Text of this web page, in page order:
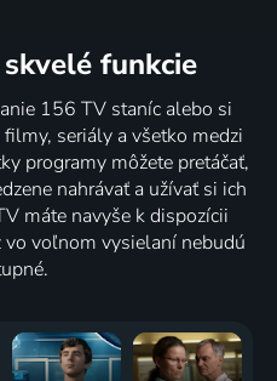
funkcie
156 TV staníc alebo si
seriály a všetko medzi
programy môžete pretáčať,
nahrávať a užívať si ich
máte navyše k dispozícii
vo voľnom vysielaní nebudú